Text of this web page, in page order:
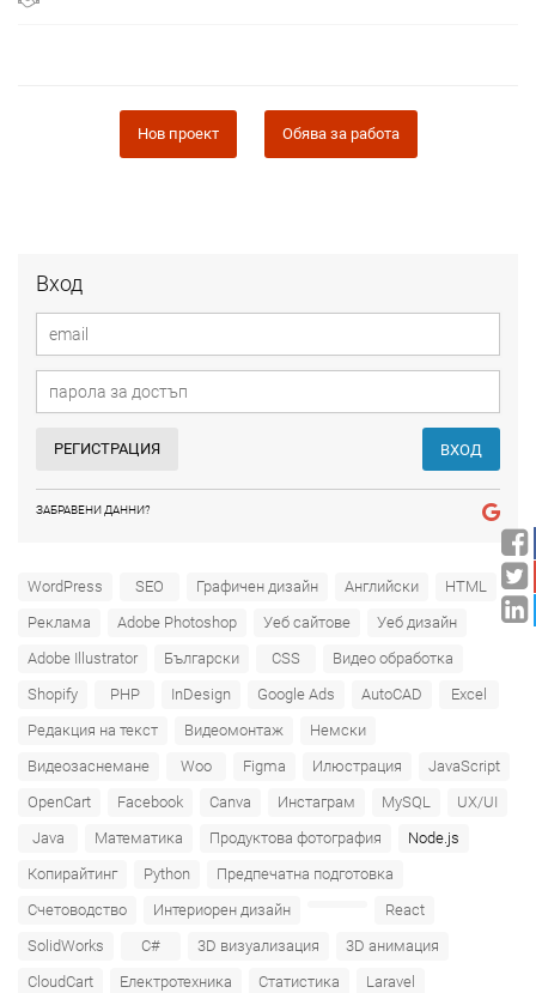
Вход
РЕГИСТРАЦИЯ ВХОД
ЗАБРАВЕНИ ДАННИ?
WordPress SEO Графичен дизайн Английски
HTML
Реклама
Adobe Photoshop Уеб сайтове
Уеб дизайн
Adobe Illustrator
Български CSS
Видео обработка
Shopify
PHP InDesign Google Ads AutoCAD
Excel
Редакция на текст
Видеомонтаж
Немски
Видеозаснемане
Woo Figma Илюстрация
JavaScript
OpenCart
Facebook Canva Инстаграм MySQL
UX/UI
Java
Математика Продуктова фотография
Node.js
Копирайтинг
Python
Предпечатна подготовка
Счетоводство
Интериорен дизайн
React
SolidWorks
C# 3D визуализация
3D анимация
CloudCart
Електротехника Статистика
Laravel
Нов проект Обява за работа